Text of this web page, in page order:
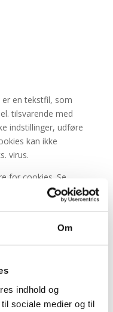
Om
indhold og
sociale medier og til
er en tekstfil, som
tilsvarende med
indstillinger, udføre
kan ikke
virus.
for cookies. Se
cookiehandtering
vil annoncer
og optræde